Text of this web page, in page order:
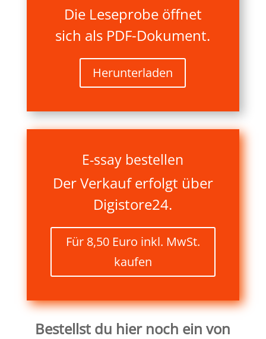
Die Leseprobe öffnet
sich als PDF-Dokument.
Herunterladen
E-ssay bestellen
Der Verkauf erfolgt über
Digistore24.
Für 8,50 Euro inkl. MwSt.
kaufen
Bestellst du hier noch ein von